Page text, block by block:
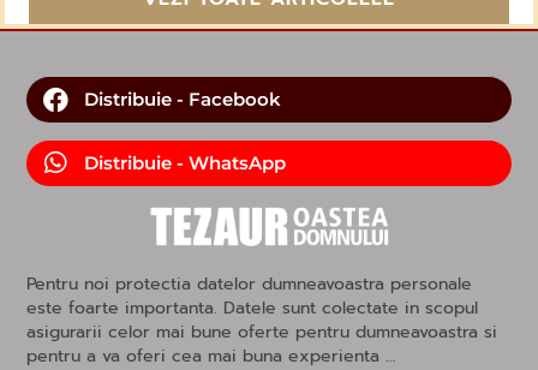
Distribuie - Facebook
Distribuie - WhatsApp
Pentru noi protectia datelor dumneavoastra personale
este foarte importanta. Datele sunt colectate in scopul
asigurarii celor mai bune oferte pentru dumneavoastra si
pentru a va oferi cea mai buna experienta …